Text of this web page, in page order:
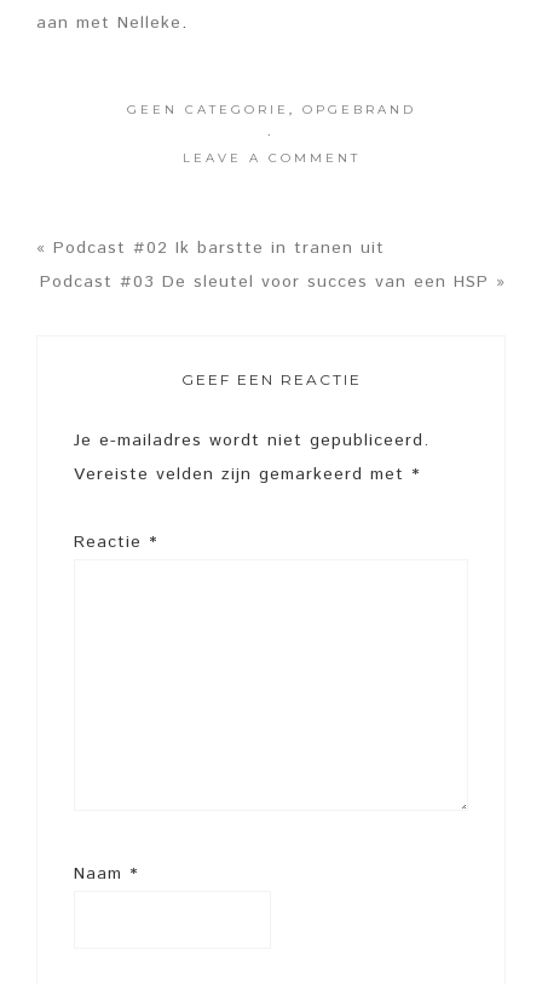
aan met Nelleke.
GEEN CATEGORIE , OPGEBRAND
·
LEAVE A COMMENT
« Podcast #02 Ik barstte in tranen uit
Podcast #03 De sleutel voor succes van een HSP »
GEEF EEN REACTIE
Je e-mailadres wordt niet gepubliceerd.
Vereiste velden zijn gemarkeerd met *
Reactie *
Naam *